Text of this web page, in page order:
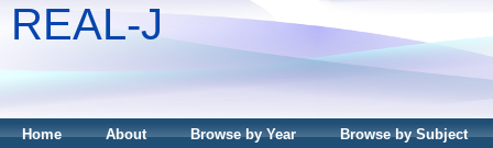
REAL-J
Home About Browse by Year Browse by Subject